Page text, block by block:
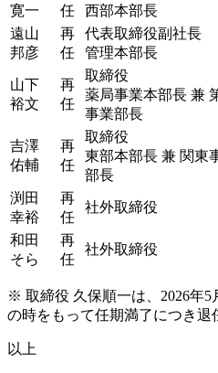
寛一
任
西部本部長
遠山
邦彦
再
任
代表取締役副社長
管理本部長
山下
裕文
再
任
取締役
薬局事業本部長 兼
事業部長
吉澤
佑輔
再
任
取締役
東部本部長 兼 関東
部長
渕田
幸裕
再
任
社外取締役
和田
そら
再
任
社外取締役
※ 取締役 久保順一は、2026年5
の時をもって任期満了につき退
以上